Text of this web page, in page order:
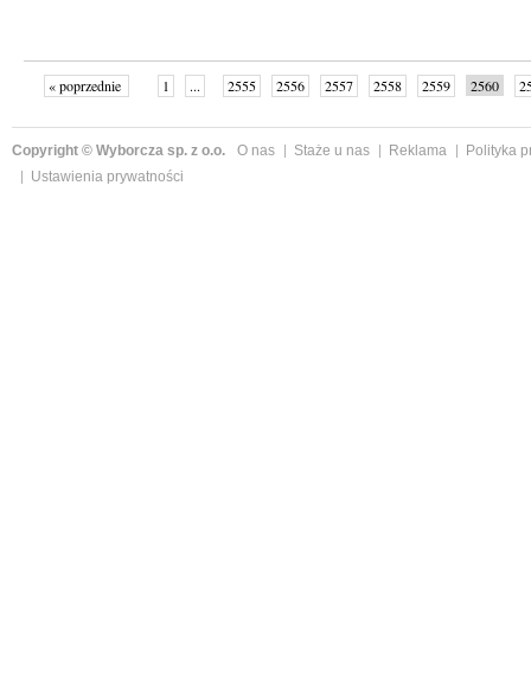
« poprzednie 1 ... 2555 2556 2557 2558 2559 2560
Copyright © Wyborcza sp. z o.o. O nas Staże u nas Reklama
Polityka
Ustawienia prywatności